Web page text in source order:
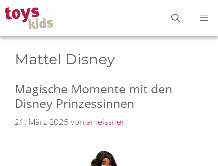
Zum
Inhalt
springen
Mattel Disney
Magische Momente mit den
Disney Prinzessinnen
21. März 2025 von ameissner